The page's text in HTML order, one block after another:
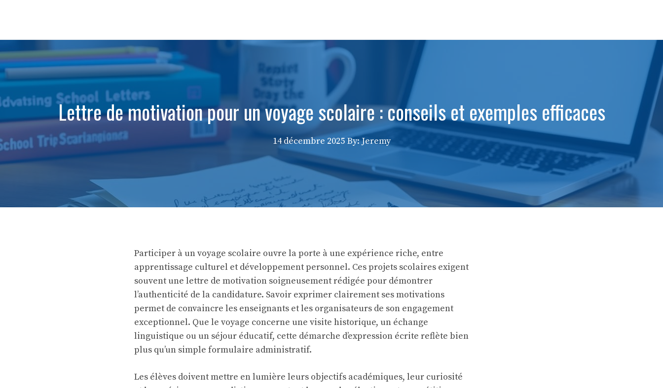
Lettre de motivation pour un voyage scolaire : conseils et exemples efficaces
14 décembre 2025 By: Jeremy
Participer à un voyage scolaire ouvre la porte à une expérience riche, entre
apprentissage culturel et développement personnel. Ces projets scolaires exigent
souvent une lettre de motivation soigneusement rédigée pour démontrer
l’authenticité de la candidature. Savoir exprimer clairement ses motivations
permet de convaincre les enseignants et les organisateurs de son engagement
exceptionnel. Que le voyage concerne une visite historique, un échange
linguistique ou un séjour éducatif, cette démarche d’expression écrite reflète bien
plus qu’un simple formulaire administratif.
Les élèves doivent mettre en lumière leurs objectifs académiques, leur curiosité